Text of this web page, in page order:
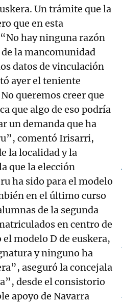
Un trámite que la
que en esta
hay ninguna razón
la mancomunidad
datos de vinculación
ayer el teniente
queremos creer que
que algo de eso podría
un demanda que ha
comentó Irisarri,
la localidad y la
que la elección
ha sido para el modelo
en el último curso
de la segunda
en centro de
modelo D de euskera,
y ninguno ha
aseguró la concejala
desde el consistorio
apoyo de Navarra